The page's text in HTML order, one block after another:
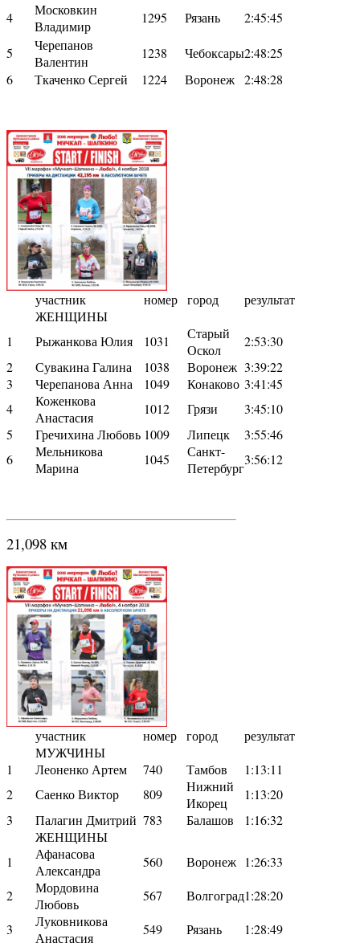
4
Московкин
Владимир
1295 Рязань 2:45:45
5
Черепанов
Валентин
1238 Чебоксары2:48:25
6
Ткаченко Сергей 1224 Воронеж 2:48:28
участник номер город
результат
ЖЕНЩИНЫ
1
Рыжанкова Юлия 1031
Старый
Оскол
2:53:30
2
Сувакина Галина 1038 Воронеж 3:39:22
3
Черепанова Анна 1049 Конаково 3:41:45
4
Коженкова
Анастасия
1012 Грязи
3:45:10
5
Гречихина Любовь 1009 Липецк
3:55:46
6
Мельникова
Марина
1045
Санкт-
Петербург
3:56:12
21,098 км
участник номер город
результат
МУЖЧИНЫ
1
Леоненко Артем 740 Тамбов
1:13:11
2
Саенко Виктор 809
Нижний
Икорец
1:13:20
3
Палагин Дмитрий 783 Балашов
1:16:32
ЖЕНЩИНЫ
1
Афанасова
Александра
560 Воронеж 1:26:33
2
Мордовина
Любовь
567 Волгоград1:28:20
3
Луковникова
Анастасия
549 Рязань 1:28:49